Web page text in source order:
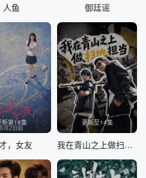
人鱼 御廷谣
新第18集
，女友
更新至14集
我在青山之上做扫地担当